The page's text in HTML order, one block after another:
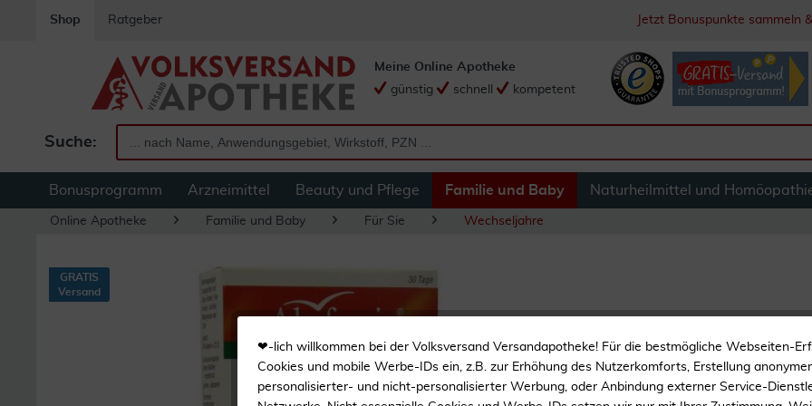
Shop Ratgeber Jetzt Bonuspunkte sammeln
Suche:
Meine Online Apotheke
günstig
schnell kompetent
Bonusprogramm Arzneimittel Beauty und Pflege Familie und Baby Naturheilmittel und
Online Apotheke Familie und Baby Für Sie Wechseljahre
Alsifemin 100
GRATIS
Versand
❤-lich willkommen bei der Volksversand Versandapotheke! Für die bestmögliche Webseiten-
Cookies und mobile Werbe-IDs ein, z.B. zur Erhöhung des Nutzerkomforts, Erstellung
personalisierter- und nicht-personalisierter Werbung, oder Anbindung externer Service-